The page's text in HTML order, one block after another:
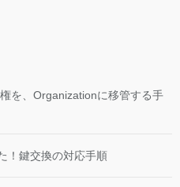
を、Organizationに移管する手
！鍵交換の対応手順